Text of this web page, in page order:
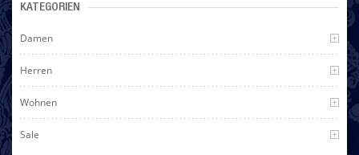
KATEGORIEN
Damen
Herren
Wohnen
Sale